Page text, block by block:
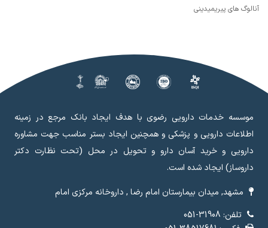
آنالوگ های پیریمیدینی
موسسه خدمات دارویی رضوی با هدف ایجاد بانک مرجع در زمینه
اطلاعات دارویی و پزشکی و همچنین ایجاد بستر مناسب جهت مشاوره
دارویی و خرید آسان دارو و تحویل در محل (تحت نظارت دکتر
داروساز) ایجاد شده است.
مشهد, میدان بیمارستان امام رضا , داروخانه مرکزی امام
تلفن: 31908-051